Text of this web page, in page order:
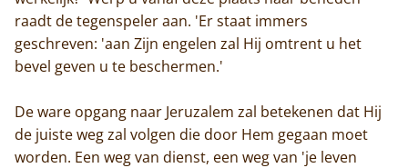
Home
Trappisten
De abdij
raadt de tegenspeler aan. 'Er staat immers
geschreven: 'aan Zijn engelen zal Hij omtrent u het
bevel geven u te beschermen.'
De ware opgang naar Jeruzalem zal betekenen dat Hij
de juiste weg zal volgen die door Hem gegaan moet
worden. Een weg van dienst, een weg van 'je leven